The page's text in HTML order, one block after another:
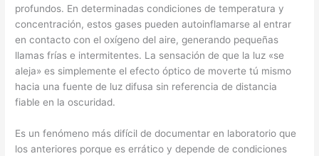
profundos. En determinadas condiciones de temperatura y
concentración, estos gases pueden autoinflamarse al entrar
en contacto con el oxígeno del aire, generando pequeñas
llamas frías e intermitentes. La sensación de que la luz «se
aleja» es simplemente el efecto óptico de moverte tú mismo
hacia una fuente de luz difusa sin referencia de distancia
fiable en la oscuridad.
Es un fenómeno más difícil de documentar en laboratorio que
los anteriores porque es errático y depende de condiciones